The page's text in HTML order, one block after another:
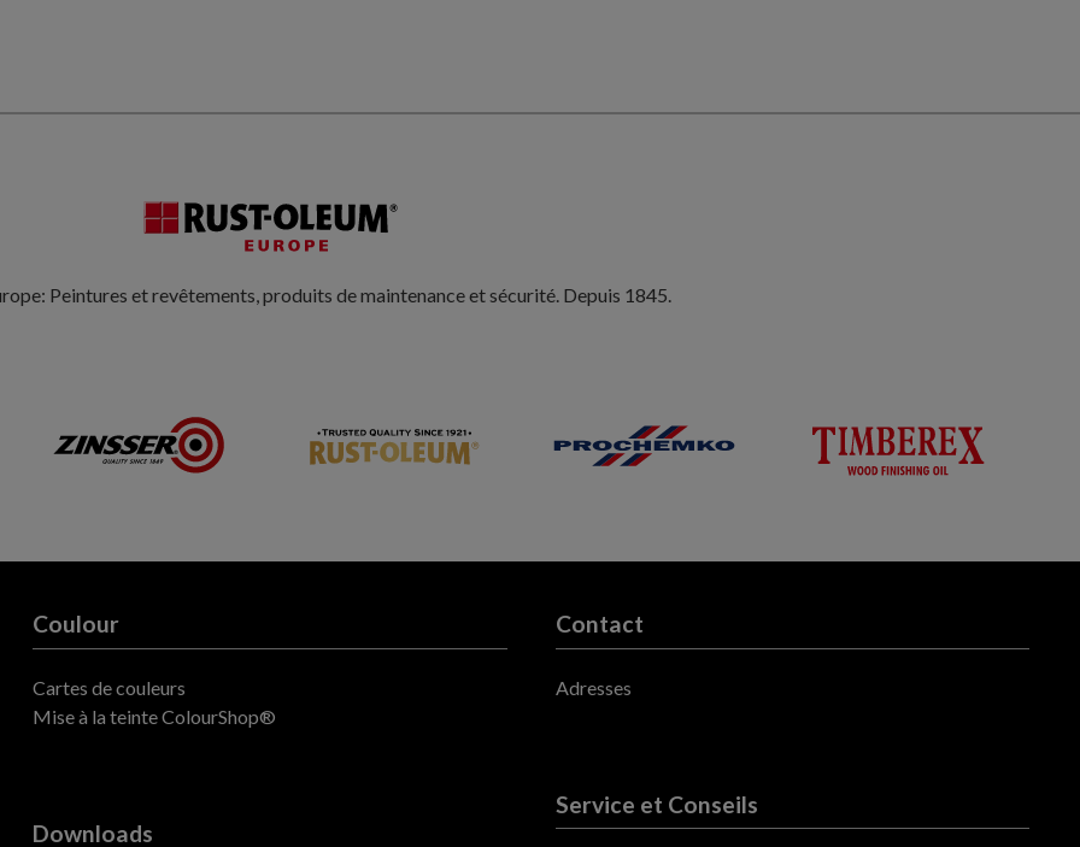
Peintures et revêtements, produits de maintenance et sécurité. Depuis 1845.
Coulour
Cartes de couleurs
Mise à la teinte ColourShop®
Downloads
Contact
Adresses
Service et Conseils